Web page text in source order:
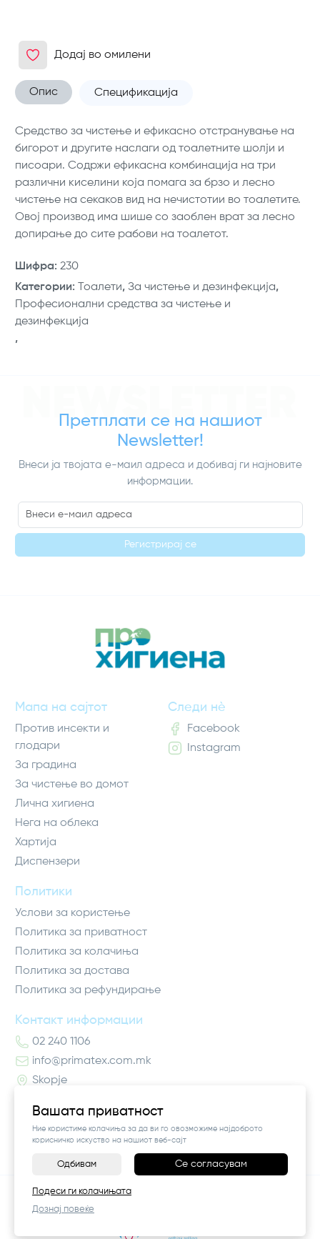
Вашата приватност
Ние користиме колачиња за да ви го овозможиме најдоброто
корисничко искуство на нашиот веб-сајт
Одбивам Се согласувам
Подеси ги колачињата
Дознај повеќе
Додај во омилени
Опис Спецификација
Средство за чистење и ефикасно отстранување на
бигорот и другите наслаги од тоалетните шолји и
писоари. Содржи ефикасна комбинација на три
различни киселини која помага за брзо и лесно
чистење на секаков вид на нечистотии во тоалетите.
Овој производ има шише со заоблен врат за лесно
допирање до сите рабови на тоалетот.
Шифра: 230
Категории: Тоалети, За чистење и дезинфекција,
Професионални средства за чистење и
дезинфекција
,
NEWSLETTER
Претплати се на нашиот
Newsletter!
Внеси ја твојата е-маил адреса и добивај ги најновите
информации.
Регистрирај се
Мапа на сајтот
Против инсекти и
глодари
За градина
За чистење во домот
Лична хигиена
Нега на облека
Хартија
Диспензери
Политики
Услови за користење
Политика за приватност
Политика за колачиња
Политика за достава
Политика за рефундирање
Контакт информации
02 240 1106
info@primatex.com.mk
Skopje
Следи нè
Facebook
Instagram
©2026Vendor x
Поставки за колачиња